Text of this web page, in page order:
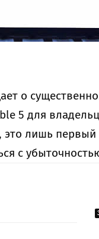
о
5 для
это лишь
с